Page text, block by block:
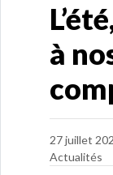
à
27 juillet
Actualités